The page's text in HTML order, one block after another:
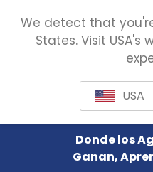
Donde los
Ganan,
We detect that
States. Visit
USA